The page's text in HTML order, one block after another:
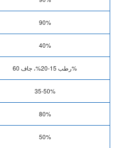
90%
40%
رطب 15-20%، جاف 60%
35-50%
80%
50%